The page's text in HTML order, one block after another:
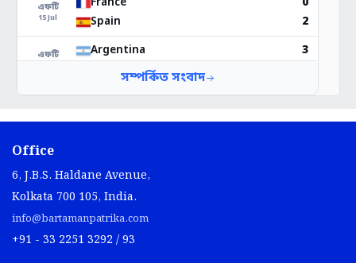
Office
6, J.B.S. Haldane Avenue,
Kolkata 700 105, India.
info@bartamanpatrika.com
+91 - 33 2251 3292 / 93